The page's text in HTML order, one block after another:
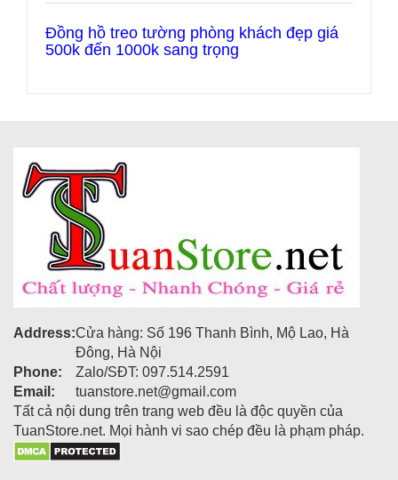
Đồng hồ treo tường phòng khách đẹp giá
500k đến 1000k sang trọng
Address:Cửa hàng: Số 196 Thanh Bình, Mộ Lao, Hà
Đông, Hà Nội
Phone:
Zalo/SĐT: 097.514.2591
Email:
tuanstore.net@gmail.com
Tất cả nội dung trên trang web đều là độc quyền của
TuanStore.net. Mọi hành vi sao chép đều là phạm pháp.